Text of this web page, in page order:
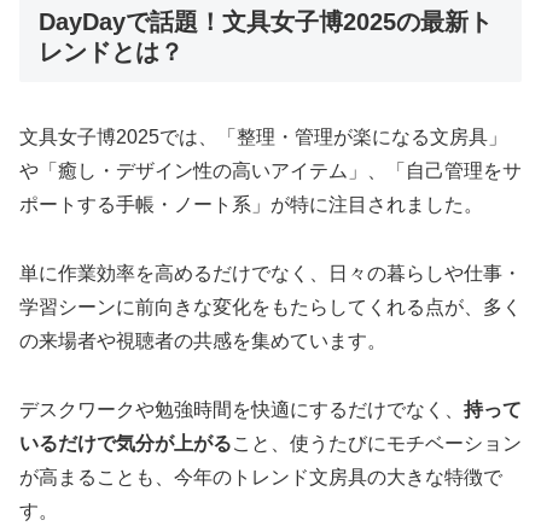
DayDayで話題！文具女子博2025の最新ト
レンドとは？
文具女子博2025では、「整理・管理が楽になる文房具」
や「癒し・デザイン性の高いアイテム」、「自己管理をサ
ポートする手帳・ノート系」が特に注目されました。
単に作業効率を高めるだけでなく、日々の暮らしや仕事・
学習シーンに前向きな変化をもたらしてくれる点が、多く
の来場者や視聴者の共感を集めています。
デスクワークや勉強時間を快適にするだけでなく、 持って
いるだけで気分が上がること、使うたびにモチベーション
が高まることも、今年のトレンド文房具の大きな特徴で
す。